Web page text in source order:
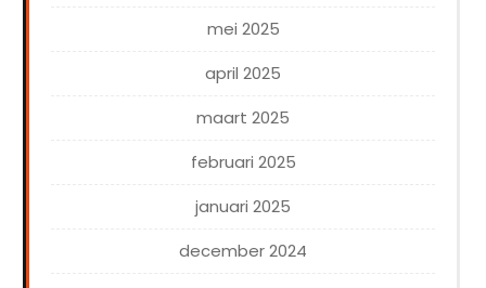
mei 2025
april 2025
maart 2025
februari 2025
januari 2025
december 2024